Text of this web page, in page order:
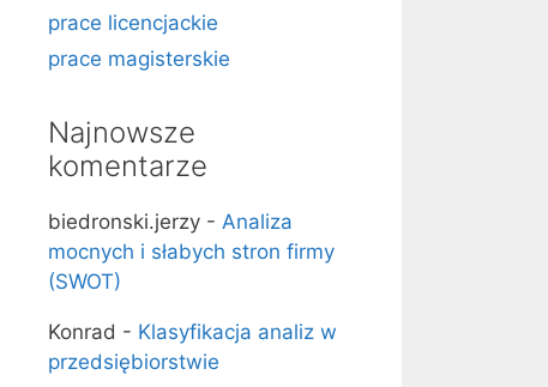
prace licencjackie
prace magisterskie
Najnowsze
komentarze
biedronski.jerzy - Analiza
mocnych i słabych stron firmy
(SWOT)
Konrad - Klasyfikacja analiz w
przedsiębiorstwie